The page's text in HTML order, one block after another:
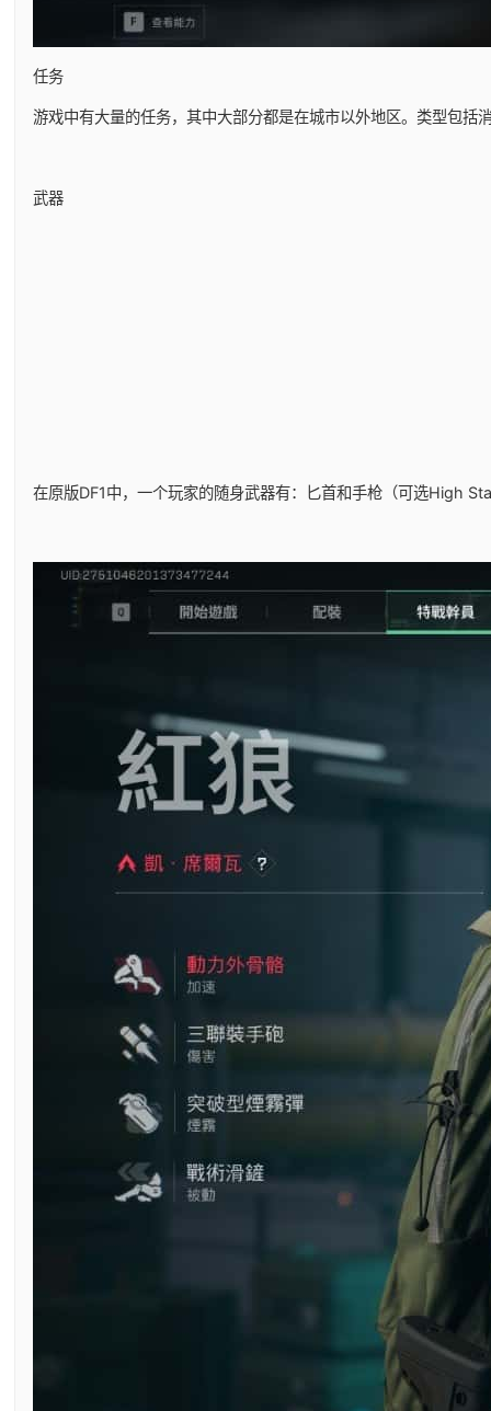
任务
游戏中有大量的任务，其中大部分都是在城市以外地区。类型包
武器
在原版DF1中，一个玩家的随身武器有：匕首和手枪（可选High